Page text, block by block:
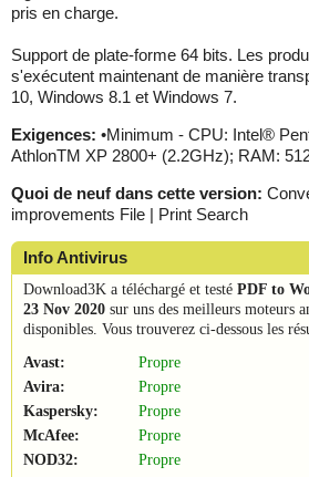
pris en charge.
Support de plate-forme 64 bits. Les
s'exécutent maintenant de manière
10, Windows 8.1 et Windows 7.
Exigences: •Minimum - CPU: Intel®
AthlonTM XP 2800+ (2.2GHz); RAM:
Quoi de neuf dans cette version:
improvements File | Print Search
Info Antivirus
Download3K a téléchargé et testé PDF to
23 Nov 2020 sur uns des meilleurs moteurs
disponibles. Vous trouverez ci-dessous les
Avast:
Propre
Avira:
Propre
Kaspersky:
Propre
McAfee:
Propre
NOD32:
Propre